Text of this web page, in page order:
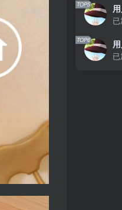
TOP5
TOP6